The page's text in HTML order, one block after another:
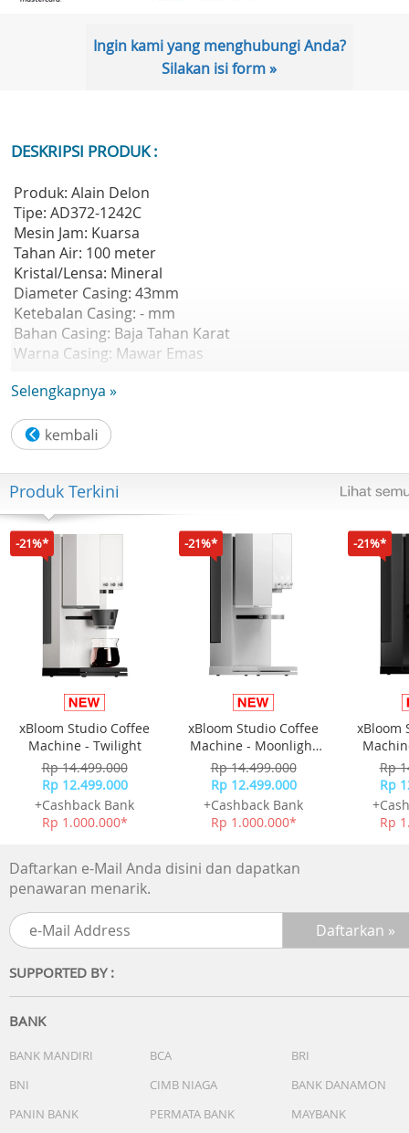
Ingin kami yang menghubungi Anda?
Silakan isi form »
DESKRIPSI PRODUK :
Produk: Alain Delon
Tipe: AD372-1242C
Mesin Jam: Kuarsa
Tahan Air: 100 meter
Kristal/Lensa: Mineral
Diameter Casing: 43mm
Ketebalan Casing: - mm
Bahan Casing: Baja Tahan Karat
Warna Casing: Mawar Emas
Bahan Tali: Kulit Asli
Fitur: Kronograf & Tampilan Tanggal
Garansi Resmi 1 Tahun
Kelengkapan Paket :
- Free Box
- Jam Tangan
- Kartu Garansi Resmi
- Buku Manual
Selengkapnya »
Produk Terkini
-21%*
xBloom Studio Coffee
Machine - Twilight
Rp 14.499.000
Rp 12.499.000
+Cashback Bank
Rp 1.000.000*
-21%*
xBloom Studio Coffee
Machine - Moonlight
White
Rp 14.499.000
Rp 12.499.000
+Cashback Bank
Rp 1.000.000*
-21%*
xBloom
Rp
Rp
Rp
Daftarkan e-Mail Anda disini dan dapatkan
penawaran menarik.
SUPPORTED BY :
BANK
BANK MANDIRI BCA
BRI
BNI
CIMB NIAGA
BANK DANAMON
PANIN BANK
PERMATA BANK
MAYBANK